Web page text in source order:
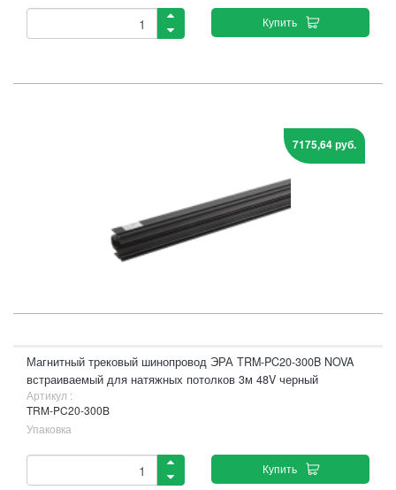
Купить
7175,64 руб.
Магнитный трековый шинопровод ЭРА TRM-PC20-300B NOVA
встраиваемый для натяжных потолков 3м 48V черный
Артикул :
TRM-PC20-300B
Упаковка
Купить